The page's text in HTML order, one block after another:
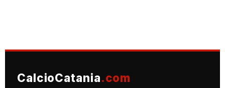
CalcioCatania.com